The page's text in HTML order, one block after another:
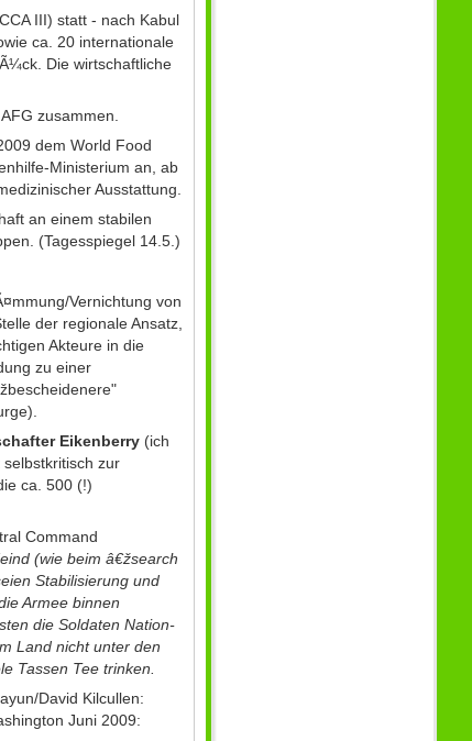
III) statt - nach Kabul
ca. 20 internationale
Die wirtschaftliche
zusammen.
dem World Food
Ministerium an, ab
Ausstattung.
an einem stabilen
(Tagesspiegel 14.5.)
Vernichtung von
der regionale Ansatz,
Akteure in die
zu einer
Eikenberry (ich
zur
ca. 500 (!)
Command
(wie beim â€žsearch
Stabilisierung und
Armee binnen
die Soldaten Nation-
Land nicht unter den
Tassen Tee trinken.
David Kilcullen:
Juni 2009: